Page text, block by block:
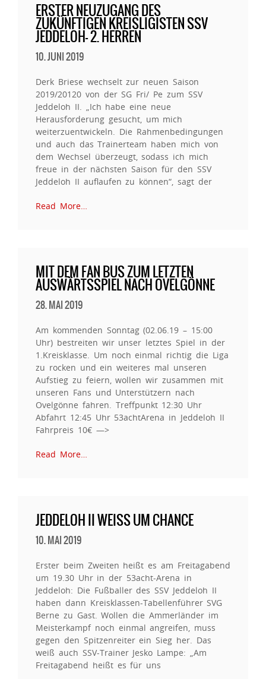
ERSTER NEUZUGANG DES
ZUKÜNFTIGEN KREISLIGISTEN SSV
JEDDELOH- 2. HERREN
10. JUNI 2019
Derk Briese wechselt zur neuen Saison
2019/20120 von der SG Fri/ Pe zum SSV
Jeddeloh II. „Ich habe eine neue
Herausforderung gesucht, um mich
weiterzuentwickeln. Die Rahmenbedingungen
und auch das Trainerteam haben mich von
dem Wechsel überzeugt, sodass ich mich
freue in der nächsten Saison für den SSV
Jeddeloh II auflaufen zu können“, sagt der
Read More…
MIT DEM FAN BUS ZUM LETZTEN
AUSWÄRTSSPIEL NACH OVELGÖNNE
28. MAI 2019
Am kommenden Sonntag (02.06.19 – 15:00
Uhr) bestreiten wir unser letztes Spiel in der
1.Kreisklasse. Um noch einmal richtig die Liga
zu rocken und ein weiteres mal unseren
Aufstieg zu feiern, wollen wir zusammen mit
unseren Fans und Unterstützern nach
Ovelgönne fahren. Treffpunkt 12:30 Uhr
Abfahrt 12:45 Uhr 53achtArena in Jeddeloh II
Fahrpreis 10€ —>
Read More…
JEDDELOH II WEISS UM CHANCE
10. MAI 2019
Erster beim Zweiten heißt es am Freitagabend
um 19.30 Uhr in der 53acht-Arena in
Jeddeloh: Die Fußballer des SSV Jeddeloh II
haben dann Kreisklassen-Tabellenführer SVG
Berne zu Gast. Wollen die Ammerländer im
Meisterkampf noch einmal angreifen, muss
gegen den Spitzenreiter ein Sieg her. Das
weiß auch SSV-Trainer Jesko Lampe: „Am
Freitagabend heißt es für uns